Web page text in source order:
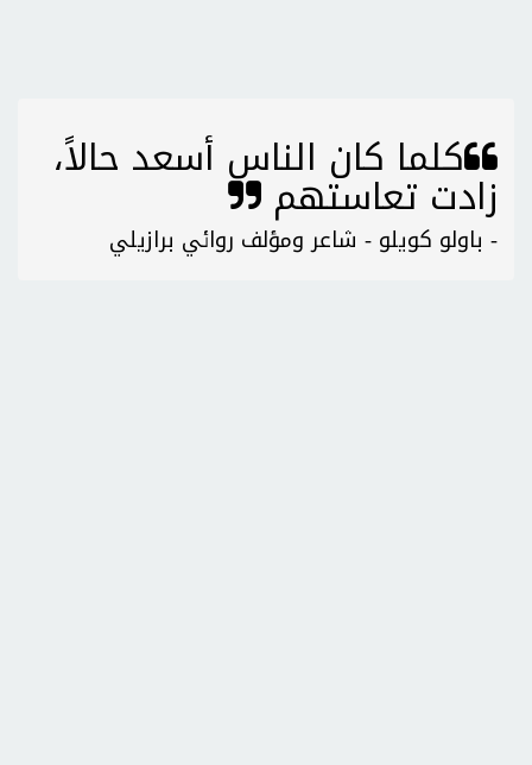
كلما كان الناس أسعد حالاً،
زادت تعاستهم
- باولو كويلو - شاعر ومؤلف روائي برازيلي